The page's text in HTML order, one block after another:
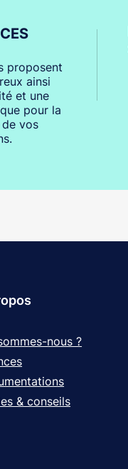
proposent
ainsi
et une
pour la
vos
nous ?
& conseils